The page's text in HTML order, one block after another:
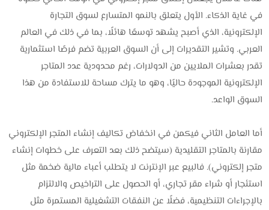
في غاية الذكاء. الأول يتعلق بالنمو المتسارع لسوق التجارة
الإلكترونية، الذي أصبح يشهد توسعًا هائلًا، بما في ذلك في العالم
العربي. وتشير التقديرات إلى أن السوق العربية تضم فرصًا استثمارية
تقدر بعشرات الملايين من الدولارات، رغم محدودية عدد المتاجر
الإلكترونية الموجودة حاليًا، وهو ما يترك مساحة للاستفادة من هذا
السوق الواعد.
أما العامل الثاني فيكمن في انخفاض تكاليف إنشاء المتجر الإلكتروني
مقارنة بالمتاجر التقليدية (سيتضح ذلك بعد التعرف على خطوات إنشاء
متجر إلكتروني). فالبيع عبر الإنترنت لا يتطلب أعباء مالية ضخمة مثل
استئجار أو شراء مقر تجاري، أو الحصول على التراخيص والالتزام
بالإجراءات التنظيمية، فضلًا عن النفقات التشغيلية المستمرة مثل